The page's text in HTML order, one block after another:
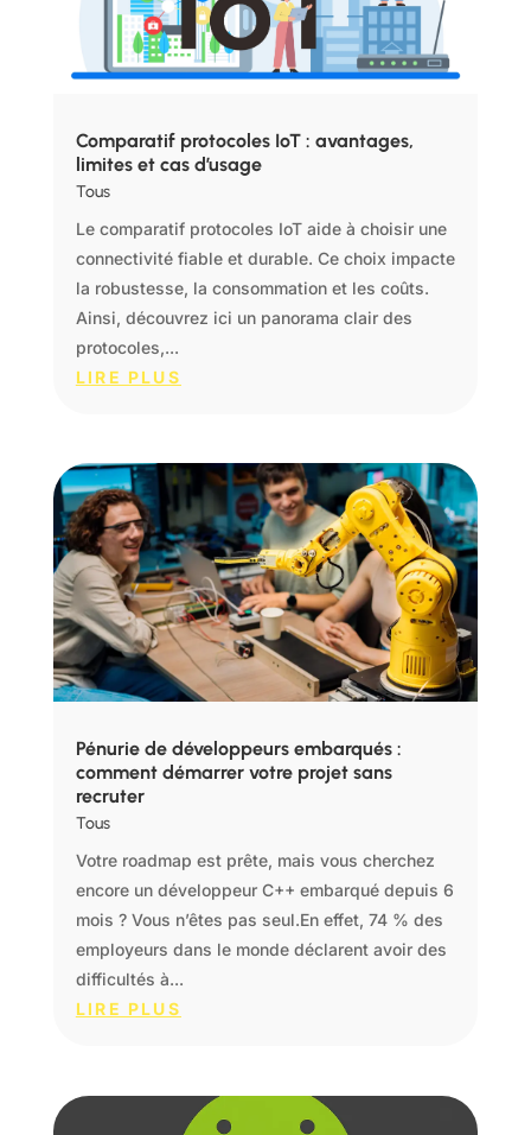
Comparatif protocoles IoT : avantages,
limites et cas d’usage
Tous
Le comparatif protocoles IoT aide à choisir une
connectivité fiable et durable. Ce choix impacte
la robustesse, la consommation et les coûts.
Ainsi, découvrez ici un panorama clair des
protocoles,...
LIRE PLUS
Pénurie de développeurs embarqués :
comment démarrer votre projet sans
recruter
Tous
Votre roadmap est prête, mais vous cherchez
encore un développeur C++ embarqué depuis 6
mois ? Vous n’êtes pas seul.En effet, 74 % des
employeurs dans le monde déclarent avoir des
difficultés à...
LIRE PLUS